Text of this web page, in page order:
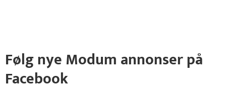
Følg nye Modum annonser på
Facebook